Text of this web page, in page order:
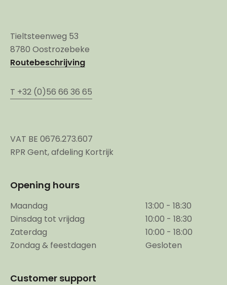
Tieltsteenweg 53
8780 Oostrozebeke
Routebeschrijving
T +32 (0)56 66 36 65
VAT BE 0676.273.607
RPR Gent, afdeling Kortrijk
Opening hours
Maandag
13:00 - 18:30
Dinsdag tot vrijdag
10:00 - 18:30
Zaterdag
10:00 - 18:00
Zondag & feestdagen
Gesloten
Customer support